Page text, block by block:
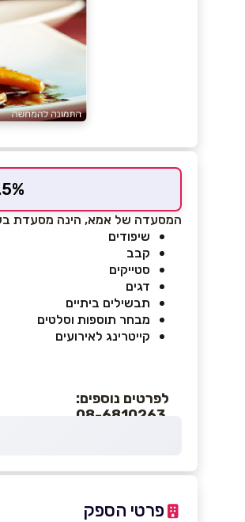
3.5% הנחה אוטומטית
המסעדה של אמא, הינה מסעדת
שיפודים
קבב
סטייקים
דגים
תבשילים ביתיים
מבחר תוספות וסלטים
קייטרינג לאירועים
לפרטים נוספים:
פרטי הספק